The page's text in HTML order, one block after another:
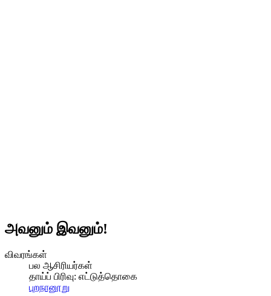
அவனும் இவனும்!
விவரங்கள்
பல ஆசிரியர்கள்
தாய்ப் பிரிவு: எட்டுத்தொகை
புறநானூறு